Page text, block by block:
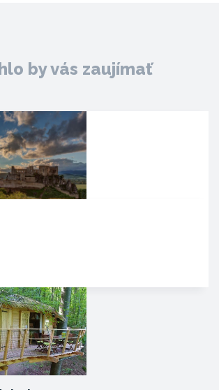
by vás zaujímať